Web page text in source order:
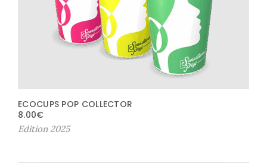
ECOCUPS POP COLLECTOR
8.00€
Edition 2025